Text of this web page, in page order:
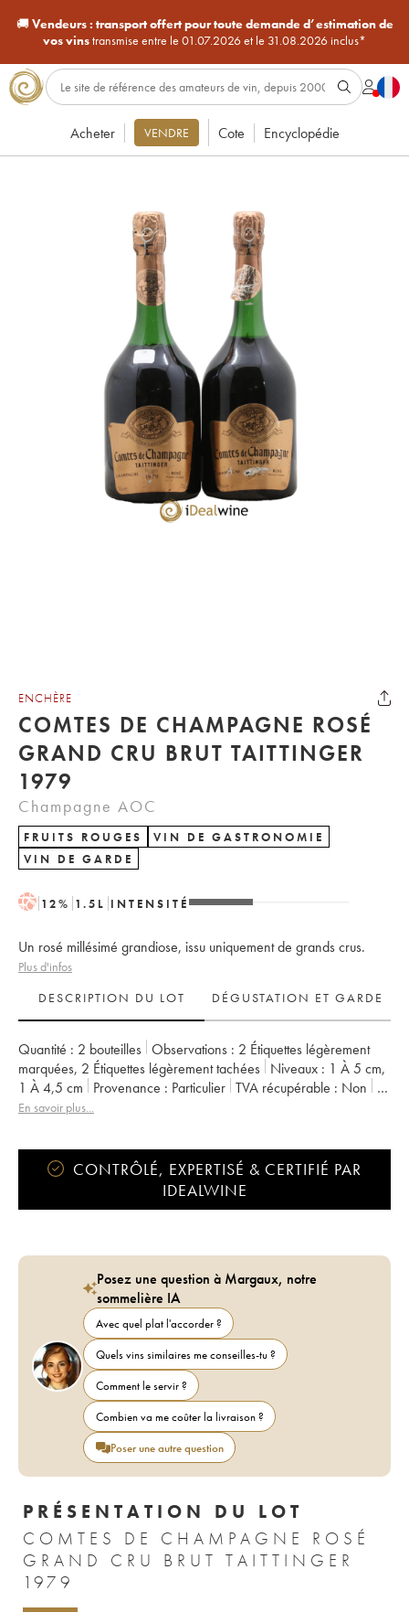
🚚Vendeurs : transport offert pour toute demande d’estimation de
vos vinstransmise entre le 01.07.2026 et le 31.08.2026 inclus*
Acheter VENDRE Cote Encyclopédie
ENCHÈRE
COMTES DE CHAMPAGNE ROSÉ
GRAND CRU BRUT TAITTINGER
1979
Champagne AOC
FRUITS ROUGES
VIN DE GASTRONOMIE
VIN DE GARDE
H 12% 1.5 L INTENSITÉ
Un rosé millésimé grandiose, issu uniquement de grands crus.
Plus d'infos
DESCRIPTION DU LOT
DÉGUSTATION ET GARDE
Quantité : 2 bouteilles Observations : 2 Étiquettes légèrement
marquées, 2 Étiquettes légèrement tachées Niveaux : 1 À 5 cm,
1 À 4,5 cm Provenance : particulier TVA récupérable :
non
Région :
Champagne
En savoir plus...
CONTRÔLÉ, EXPERTISÉ & CERTIFIÉ PAR
IDEALWINE
Posez une question à Margaux, notre
sommelière IA
Avec quel plat l'accorder ?
Quels vins similaires me conseilles-tu ?
Comment le servir ?
Combien va me coûter la livraison ?
Poser une autre question
PRÉSENTATION DU LOT
COMTES DE CHAMPAGNE ROSÉ
GRAND CRU BRUT TAITTINGER
1979